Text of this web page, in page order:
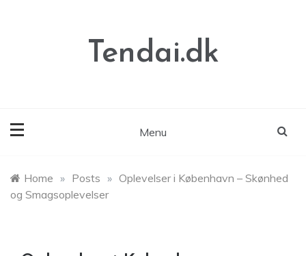
Tendai.dk
Menu
Home » Posts » Oplevelser i København – Skønhed
og Smagsoplevelser